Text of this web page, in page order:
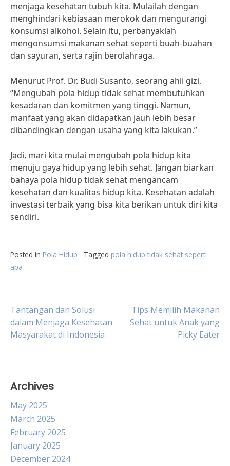
menjaga kesehatan tubuh kita. Mulailah dengan
menghindari kebiasaan merokok dan mengurangi
konsumsi alkohol. Selain itu, perbanyaklah
mengonsumsi makanan sehat seperti buah-buahan
dan sayuran, serta rajin berolahraga.
Menurut Prof. Dr. Budi Susanto, seorang ahli gizi,
“Mengubah pola hidup tidak sehat membutuhkan
kesadaran dan komitmen yang tinggi. Namun,
manfaat yang akan didapatkan jauh lebih besar
dibandingkan dengan usaha yang kita lakukan.”
Jadi, mari kita mulai mengubah pola hidup kita
menuju gaya hidup yang lebih sehat. Jangan biarkan
bahaya pola hidup tidak sehat mengancam
kesehatan dan kualitas hidup kita. Kesehatan adalah
investasi terbaik yang bisa kita berikan untuk diri kita
sendiri.
Posted in Pola Hidup Tagged pola hidup tidak sehat seperti
apa
Post
navigation
Tantangan dan Solusi
dalam Menjaga Kesehatan
Masyarakat di Indonesia
Tips Memilih Makanan
Sehat untuk Anak yang
Picky Eater
Archives
May 2025
March 2025
February 2025
January 2025
December 2024